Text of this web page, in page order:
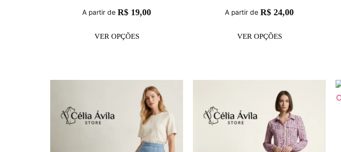
A partir de R$ 19,00
VER OPÇÕES
A partir de R$ 24,00
VER OPÇÕES